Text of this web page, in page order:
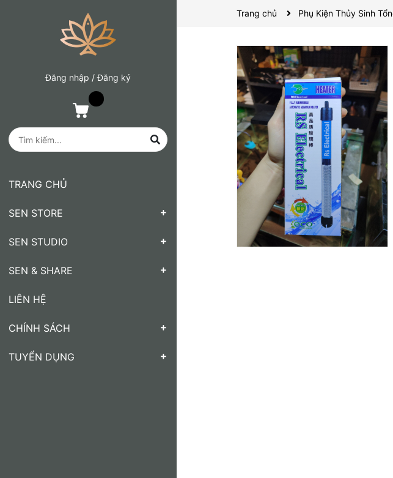
Đăng nhập /Đăng ký
TRANG CHỦ
SEN STORE
SEN STUDIO
SEN & SHARE
LIÊN HỆ
CHÍNH SÁCH
TUYỂN DỤNG
Trang chủ Phụ Kiện Thủy Sinh